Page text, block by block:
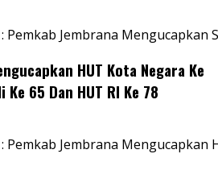
Pemkab Jembrana Mengucapkan
HUT Kota Negara Ke
65 Dan HUT RI Ke 78
Pemkab Jembrana Mengucapkan